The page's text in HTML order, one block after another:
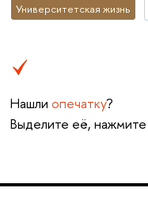
Университетская жизнь
Нашли опечатку?
Выделите её,